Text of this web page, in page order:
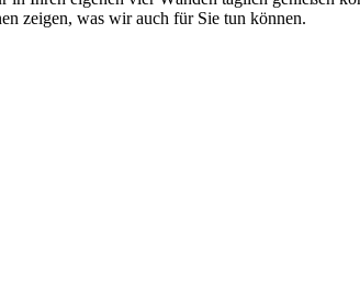
zeigen, was wir auch für Sie tun können.